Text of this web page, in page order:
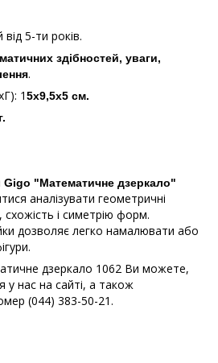
5-ти років.
здібностей, уваги,
.
15х9,5х5 см.
Gigo "Математичне дзеркало"
аналізувати геометричні
схожість і симетрію форм.
дозволяє легко намалювати або
дзеркало 1062 Ви можете,
нас на сайті, а також
(044) 383-50-21.